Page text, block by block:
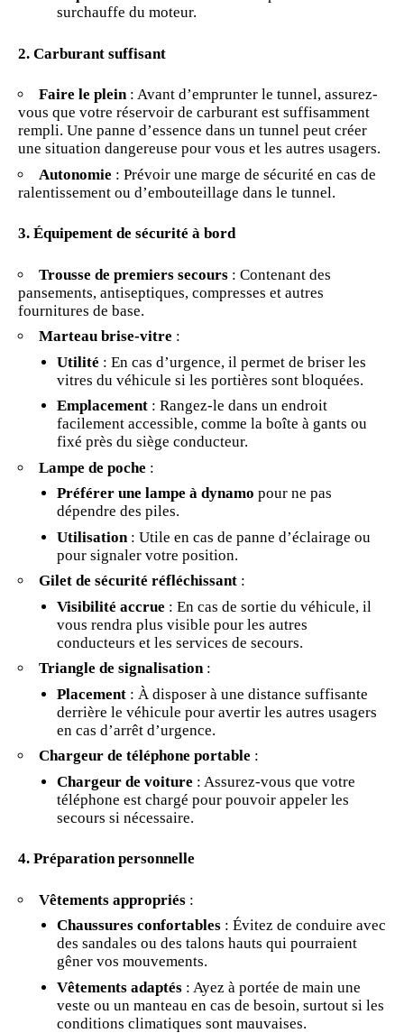
surchauffe du moteur.
2. Carburant suffisant
Faire le plein: Avant d’emprunter le tunnel, assurez-
vous que votre réservoir de carburant est suffisamment
rempli. Une panne d’essence dans un tunnel peut créer
une situation dangereuse pour vous et les autres usagers.
Autonomie : Prévoir une marge de sécurité en cas de
ralentissement ou d’embouteillage dans le tunnel.
3. Équipement de sécurité à bord
Trousse de premiers secours : Contenant des
pansements, antiseptiques, compresses et autres
fournitures de base.
Marteau brise-vitre :
Utilité : En cas d’urgence, il permet de briser les
vitres du véhicule si les portières sont bloquées.
Emplacement: Rangez-le dans un endroit
facilement accessible, comme la boîte à gants ou
fixé près du siège conducteur.
Lampe de poche :
Préférer une lampe à dynamo pour ne pas
dépendre des piles.
Utilisation: Utile en cas de panne d’éclairage ou
pour signaler votre position.
Gilet de sécurité réfléchissant :
Visibilité accrue : En cas de sortie du véhicule, il
vous rendra plus visible pour les autres
conducteurs et les services de secours.
Triangle de signalisation:
Placement: À disposer à une distance suffisante
derrière le véhicule pour avertir les autres usagers
en cas d’arrêt d’urgence.
Chargeur de téléphone portable :
Chargeur de voiture : Assurez-vous que votre
téléphone est chargé pour pouvoir appeler les
secours si nécessaire.
4. Préparation personnelle
Vêtements appropriés :
Chaussures confortables: Évitez de conduire avec
des sandales ou des talons hauts qui pourraient
gêner vos mouvements.
Vêtements adaptés: Ayez à portée de main une
veste ou un manteau en cas de besoin, surtout si les
conditions climatiques sont mauvaises.